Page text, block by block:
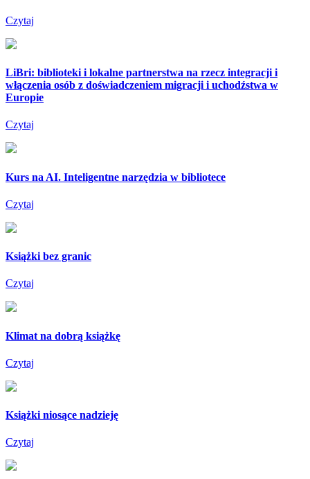
Czytaj
LiBri: biblioteki i lokalne partnerstwa na rzecz integracji i
włączenia osób z doświadczeniem migracji i uchodźstwa w
Europie
Czytaj
Kurs na AI. Inteligentne narzędzia w bibliotece
Czytaj
Książki bez granic
Czytaj
Klimat na dobrą książkę
Czytaj
Książki niosące nadzieję
Czytaj